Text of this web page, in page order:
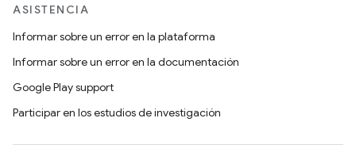
ASISTENCIA
Informar sobre un error en la plataforma
Informar sobre un error en la documentación
Google Play support
Participar en los estudios de investigación